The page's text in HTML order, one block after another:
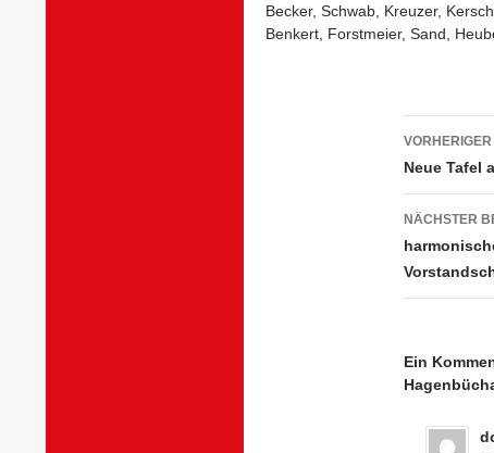
Becker, Schwab, Kreuzer,
Benkert, Forstmeier, Sand,
Neue Tafel
NÄCHSTER
Ein